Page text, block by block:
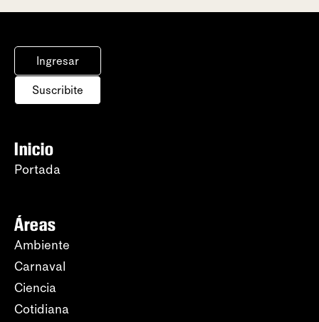
Ingresar
Suscribite
Inicio
Portada
Áreas
Ambiente
Carnaval
Ciencia
Cotidiana